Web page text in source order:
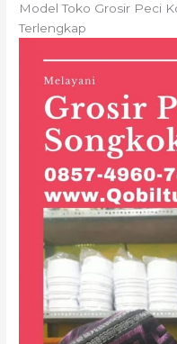
Model Toko Grosir Peci
Terlengkap